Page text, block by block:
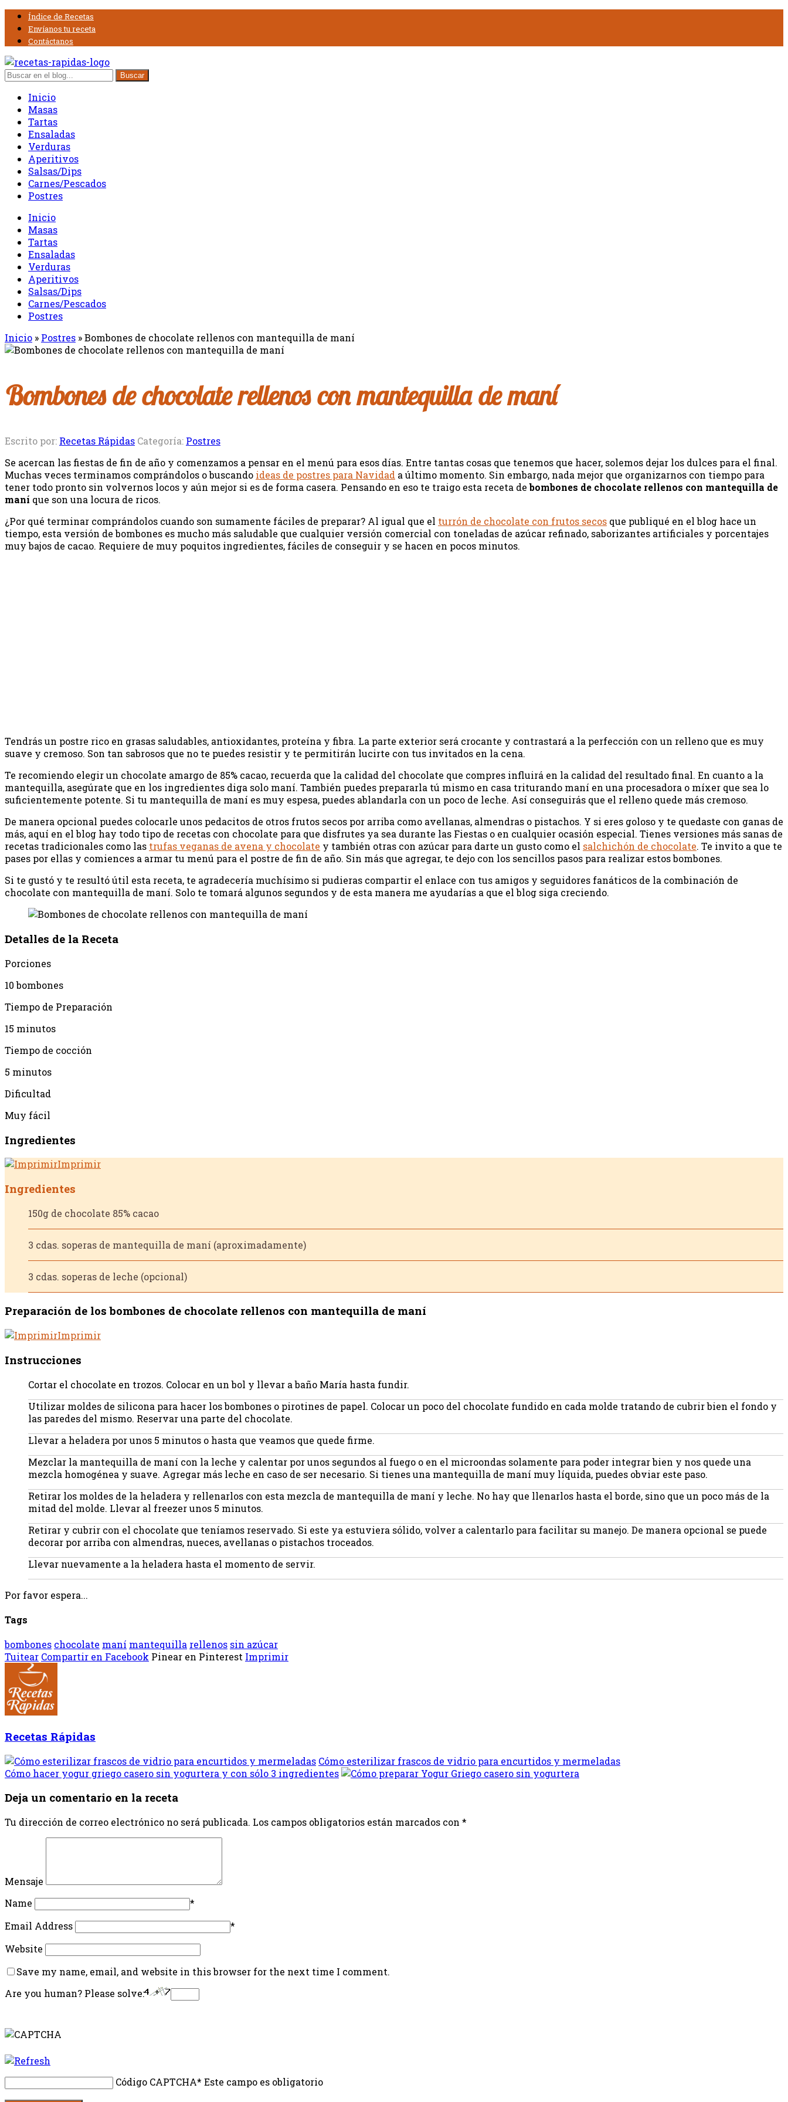
Índice de Recetas
Envíanos tu receta
Contáctanos
Inicio
Masas
Tartas
Ensaladas
Verduras
Aperitivos
Salsas/Dips
Carnes/Pescados
Postres
Inicio
Masas
Tartas
Ensaladas
Verduras
Aperitivos
Salsas/Dips
Carnes/Pescados
Postres
Inicio » Postres »Bombones de chocolate rellenos con mantequilla de maní
Bombones de chocolate rellenos con mantequilla de maní
Escrito por: Recetas Rápidas Categoría: Postres
Se acercan las fiestas de fin de año y comenzamos a pensar en el menú para esos días. Entre tantas cosas que tenemos que hacer, solemos dejar los dulces para el final.
Muchas veces terminamos comprándolos o buscando ideas de postres para Navidad a último momento. Sin embargo, nada mejor que organizarnos con tiempo para
tener todo pronto sin volvernos locos y aún mejor si es de forma casera. Pensando en eso te traigo esta receta debombones de chocolate rellenos con mantequilla de
maní que son una locura de ricos.
¿Por qué terminar comprándolos cuando son sumamente fáciles de preparar? Al igual que el turrón de chocolate con frutos secos que publiqué en el blog hace un
tiempo, esta versión de bombones es mucho más saludable que cualquier versión comercial con toneladas de azúcar refinado, saborizantes artificiales y porcentajes
muy bajos de cacao. Requiere de muy poquitos ingredientes, fáciles de conseguir y se hacen en pocos minutos.
Tendrás un postre rico en grasas saludables, antioxidantes, proteína y fibra. La parte exterior será crocante y contrastará a la perfección con un relleno que es muy
suave y cremoso. Son tan sabrosos que no te puedes resistir y te permitirán lucirte con tus invitados en la cena.
Te recomiendo elegir un chocolate amargo de 85% cacao, recuerda que la calidad del chocolate que compres influirá en la calidad del resultado final. En cuanto a la
mantequilla, asegúrate que en los ingredientes diga solo maní. También puedes prepararla tú mismo en casa triturando maní en una procesadora o míxer que sea lo
suficientemente potente. Si tu mantequilla de maní es muy espesa, puedes ablandarla con un poco de leche. Así conseguirás que el relleno quede más cremoso.
De manera opcional puedes colocarle unos pedacitos de otros frutos secos por arriba como avellanas, almendras o pistachos. Y si eres goloso y te quedaste con ganas de
más, aquí en el blog hay todo tipo de recetas con chocolate para que disfrutes ya sea durante las Fiestas o en cualquier ocasión especial. Tienes versiones más sanas de
recetas tradicionales como las trufas veganas de avena y chocolate y también otras con azúcar para darte un gusto como el salchichón de chocolate. Te invito a que te
pases por ellas y comiences a armar tu menú para el postre de fin de año. Sin más que agregar, te dejo con los sencillos pasos para realizar estos bombones.
Si te gustó y te resultó útil esta receta, te agradecería muchísimo si pudieras compartir el enlace con tus amigos y seguidores fanáticos de la combinación de
chocolate con mantequilla de maní. Solo te tomará algunos segundos y de esta manera me ayudarías a que el blog siga creciendo.
Detalles de la Receta
Porciones
10 bombones
Tiempo de Preparación
15 minutos
Tiempo de cocción
5 minutos
Dificultad
Muy fácil
Ingredientes
Imprimir
Ingredientes
150g de chocolate 85% cacao
3 cdas. soperas de mantequilla de maní (aproximadamente)
3 cdas. soperas de leche (opcional)
Preparación de los bombones de chocolate rellenos con mantequilla de maní
Imprimir
Instrucciones
Cortar el chocolate en trozos. Colocar en un bol y llevar a baño María hasta fundir.
Utilizar moldes de silicona para hacer los bombones o pirotines de papel. Colocar un poco del chocolate fundido en cada molde tratando de cubrir bien el fondo y
las paredes del mismo. Reservar una parte del chocolate.
Llevar a heladera por unos 5 minutos o hasta que veamos que quede firme.
Mezclar la mantequilla de maní con la leche y calentar por unos segundos al fuego o en el microondas solamente para poder integrar bien y nos quede una
mezcla homogénea y suave. Agregar más leche en caso de ser necesario. Si tienes una mantequilla de maní muy líquida, puedes obviar este paso.
Retirar los moldes de la heladera y rellenarlos con esta mezcla de mantequilla de maní y leche. No hay que llenarlos hasta el borde, sino que un poco más de la
mitad del molde. Llevar al freezer unos 5 minutos.
Retirar y cubrir con el chocolate que teníamos reservado. Si este ya estuviera sólido, volver a calentarlo para facilitar su manejo. De manera opcional se puede
decorar por arriba con almendras, nueces, avellanas o pistachos troceados.
Llevar nuevamente a la heladera hasta el momento de servir.
Por favor espera...
Tags
bombones chocolate maní mantequilla rellenos sin azúcar
Tuitear Compartir en Facebook Pinear en Pinterest Imprimir
Recetas Rápidas
Cómo esterilizar frascos de vidrio para encurtidos y mermeladas
Cómo hacer yogur griego casero sin yogurtera y con sólo 3 ingredientes
Deja un comentario en la receta
Tu dirección de correo electrónico no será publicada. Los campos obligatorios están marcados con *
Mensaje
Name
*
Email Address
*
Website
Save my name, email, and website in this browser for the next time I comment.
Are you human? Please solve:
Código CAPTCHA* Este campo es obligatorio